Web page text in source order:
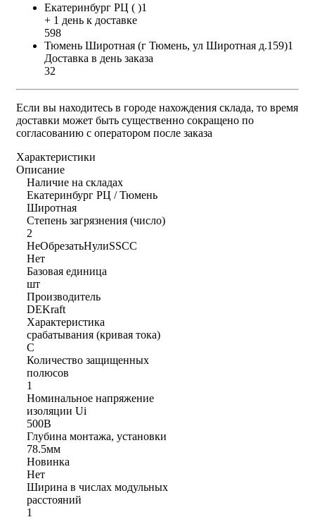
Екатеринбург РЦ ( )1
+ 1 день к доставке
598
Тюмень Широтная (г Тюмень, ул Широтная д.159)1
Доставка в день заказа
32
Если вы находитесь в городе нахождения склада, то время
доставки может быть существенно сокращено по
согласованию с оператором после заказа
Характеристики
Описание
Наличие на складах
Екатеринбург РЦ / Тюмень
Широтная
Степень загрязнения (число)
2
НеОбрезатьНулиSSCC
Нет
Базовая единица
шт
Производитель
DEKraft
Характеристика
срабатывания (кривая тока)
C
Количество защищенных
полюсов
1
Номинальное напряжение
изоляции Ui
500В
Глубина монтажа, установки
78.5мм
Новинка
Нет
Ширина в числах модульных
расстояний
1